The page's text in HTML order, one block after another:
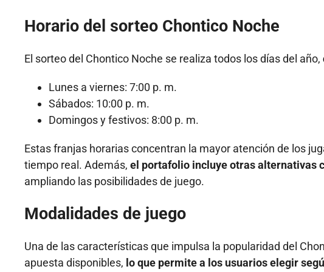
Horario del sorteo Chontico Noche
El sorteo del Chontico Noche se realiza todos los días del año,
Lunes a viernes: 7:00 p. m.
Sábados: 10:00 p. m.
Domingos y festivos: 8:00 p. m.
Estas franjas horarias concentran la mayor atención de los
tiempo real. Además, el portafolio incluye otras alternativas
ampliando las posibilidades de juego.
Modalidades de juego
Una de las características que impulsa la popularidad del
apuesta disponibles, lo que permite a los usuarios elegir